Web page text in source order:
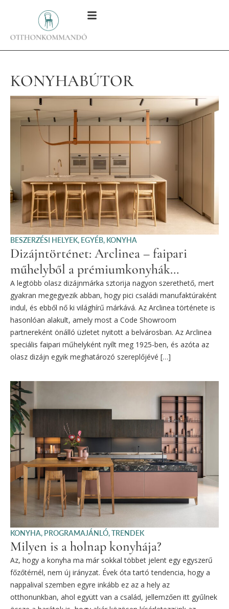
KONYHABÚTOR
BESZERZÉSI HELYEK, EGYÉB, KONYHA
Dizájntörténet: Arclinea – faipari
műhelyből a prémiumkonyhák
élvonalába
A legtöbb olasz dizájnmárka sztorija nagyon szerethető, mert
gyakran megegyezik abban, hogy pici családi manufaktúraként
indul, és ebből nő ki világhírű márkává. Az Arclinea története is
hasonlóan alakult, amely most a Code Showroom
partnereként önálló üzletet nyitott a belvárosban. Az Arclinea
speciális faipari műhelyként nyílt meg 1925-ben, és azóta az
olasz dizájn egyik meghatározó szereplőjévé […]
KONYHA, PROGRAMAJÁNLÓ,TRENDEK
Milyen is a holnap konyhája?
Az, hogy a konyha ma már sokkal többet jelent egy egyszerű
főzőtérnél, nem új irányzat. Évek óta tartó tendencia, hogy a
nappalival szemben egyre inkább ez az a hely az
otthonunkban, ahol együtt van a család, jellemzően itt gyűlnek